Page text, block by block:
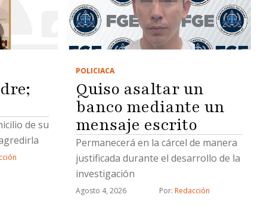
de su
POLICIACA
Quiso asaltar un
banco mediante un
mensaje escrito
Permanecerá en la cárcel de manera
justificada durante el desarrollo de la
investigación
Agosto 4, 2026 Por: Redacción